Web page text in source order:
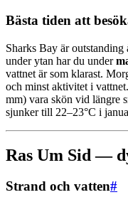
Bästa tiden att
Sharks Bay är
under ytan har du under
vattnet är som klarast.
och minst aktivitet i
mm) vara skön vid längre
sjunker till 22–23°C i
Ras Um Sid —
Strand och vatten#